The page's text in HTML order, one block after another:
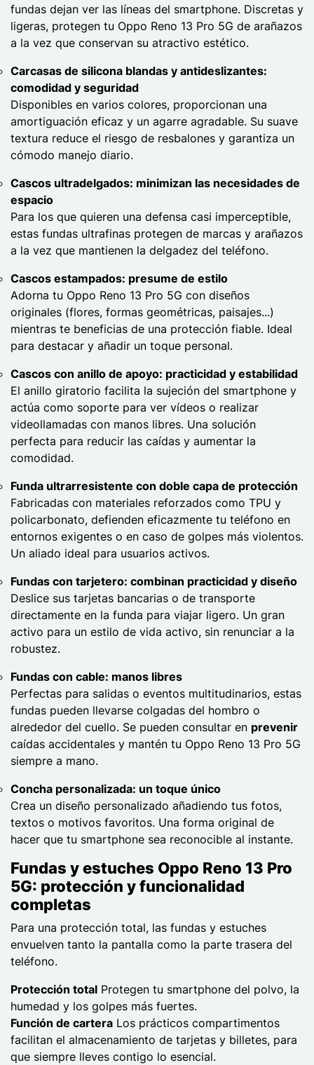
fundas dejan ver las líneas del smartphone. Discretas y
ligeras, protegen tu Oppo Reno 13 Pro 5G de arañazos
a la vez que conservan su atractivo estético.
Carcasas de silicona blandas y antideslizantes:
comodidad y seguridad
Disponibles en varios colores, proporcionan una
amortiguación eficaz y un agarre agradable. Su suave
textura reduce el riesgo de resbalones y garantiza un
cómodo manejo diario.
Cascos ultradelgados: minimizan las necesidades de
espacio
Para los que quieren una defensa casi imperceptible,
estas fundas ultrafinas protegen de marcas y arañazos
a la vez que mantienen la delgadez del teléfono.
Cascos estampados: presume de estilo
Adorna tu Oppo Reno 13 Pro 5G con diseños
originales (flores, formas geométricas, paisajes...)
mientras te beneficias de una protección fiable. Ideal
para destacar y añadir un toque personal.
Cascos con anillo de apoyo: practicidad y estabilidad
El anillo giratorio facilita la sujeción del smartphone y
actúa como soporte para ver vídeos o realizar
videollamadas con manos libres. Una solución
perfecta para reducir las caídas y aumentar la
comodidad.
Funda ultrarresistente con doble capa de protección
Fabricadas con materiales reforzados como TPU y
policarbonato, defienden eficazmente tu teléfono en
entornos exigentes o en caso de golpes más violentos.
Un aliado ideal para usuarios activos.
Fundas con tarjetero: combinan practicidad y diseño
Deslice sus tarjetas bancarias o de transporte
directamente en la funda para viajar ligero. Un gran
activo para un estilo de vida activo, sin renunciar a la
robustez.
Fundas con cable: manos libres
Perfectas para salidas o eventos multitudinarios, estas
fundas pueden llevarse colgadas del hombro o
alrededor del cuello. Se pueden consultar en prevenir
caídas accidentales y mantén tu Oppo Reno 13 Pro 5G
siempre a mano.
Concha personalizada: un toque único
Crea un diseño personalizado añadiendo tus fotos,
textos o motivos favoritos. Una forma original de
hacer que tu smartphone sea reconocible al instante.
Fundas y estuches Oppo Reno 13 Pro
5G: protección y funcionalidad
completas
Para una protección total, las fundas y estuches
envuelven tanto la pantalla como la parte trasera del
teléfono.
Protección total Protegen tu smartphone del polvo, la
humedad y los golpes más fuertes.
Función de cartera Los prácticos compartimentos
facilitan el almacenamiento de tarjetas y billetes, para
que siempre lleves contigo lo esencial.